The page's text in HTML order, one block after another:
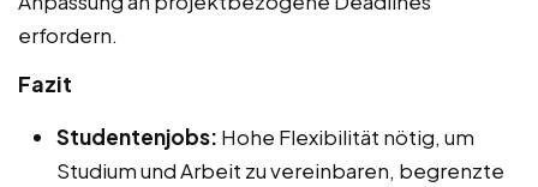
erfordern.
Fazit
Studentenjobs: Hohe Flexibilität nötig, um
Studium und Arbeit zu vereinbaren, begrenzte